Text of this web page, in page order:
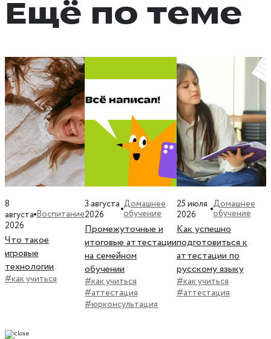
Ещё по теме
8
августа
2026
Воспитание
Что такое
игровые
технологии
#как учиться
3 августа
2026
Домашнее
обучение
Промежуточные и
итоговые аттестации
на семейном
обучении
#как учиться
#аттестация
#юрконсультация
25 июля
2026
Домашнее
обучение
Как успешно
подготовиться к
аттестации по
русскому языку
#как учиться
#аттестация